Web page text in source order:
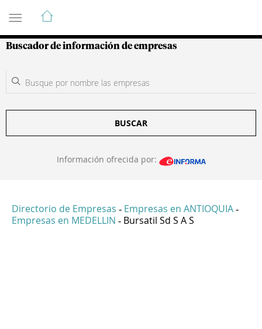
Guía de Empresas Colombianas
Buscador de información de empresas
BUSCAR
Información ofrecida por:
Directorio de Empresas - Empresas en ANTIOQUIA -
Empresas en MEDELLIN - Bursatil Sd S A S